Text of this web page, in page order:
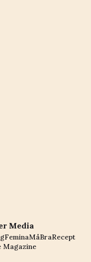
Media
FeminaMåBraRecept
Magazine